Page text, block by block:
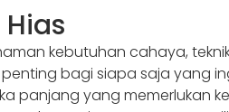
kebutuhan cahaya,
bagi siapa saja yang
panjang yang memerlukan